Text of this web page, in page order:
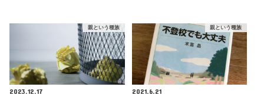
親という種族
2023.12.17
親という種族
2021.6.21